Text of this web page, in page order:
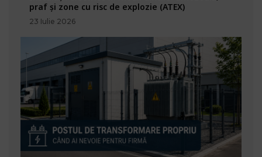
praf și zone cu risc de explozie (ATEX)
23 Iulie 2026